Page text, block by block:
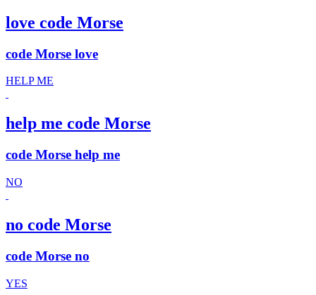
love code Morse
code Morse love
HELP ME
help me code Morse
code Morse help me
NO
no code Morse
code Morse no
YES